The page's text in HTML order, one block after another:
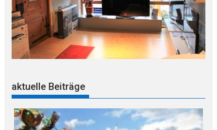
aktuelle Beiträge